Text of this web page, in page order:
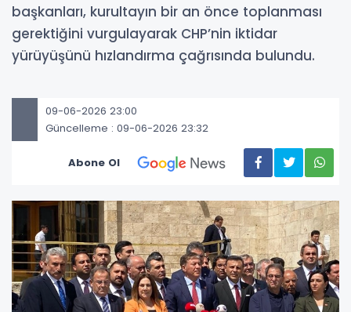
başkanları, kurultayın bir an önce toplanması
gerektiğini vurgulayarak CHP’nin iktidar
yürüyüşünü hızlandırma çağrısında bulundu.
09-06-2026 23:00
Güncelleme : 09-06-2026 23:32
Abone Ol